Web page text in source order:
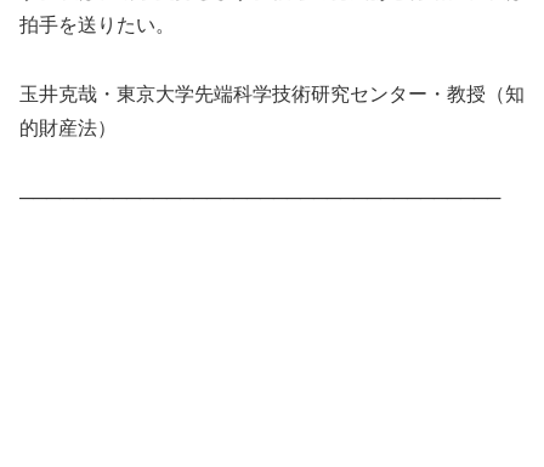
拍手を送りたい。
玉井克哉・東京大学先端科学技術研究センター・教授（知
的財産法）
────────────────────────────────────